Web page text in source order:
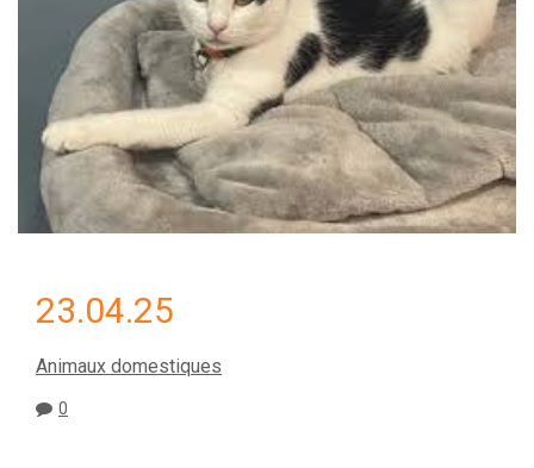
23.04.25
Animaux domestiques
0